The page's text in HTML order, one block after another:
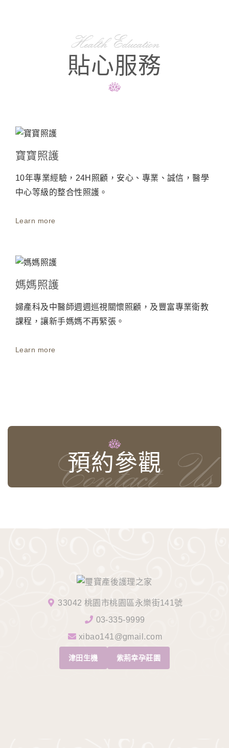
貼心服務
寶寶照護
10年專業經驗，24H照顧，安心、專業、誠信，醫學
中心等級的整合性照護。
Learn more
媽媽照護
婦產科及中醫師週週巡視關懷照顧，及豐富專業衛教
課程，讓新手媽媽不再緊張。
Learn more
預約參觀
33042 桃園市桃園區永樂街141號
03-335-9999
xibao141@gmail.com
津田生機 紫荊幸孕莊園